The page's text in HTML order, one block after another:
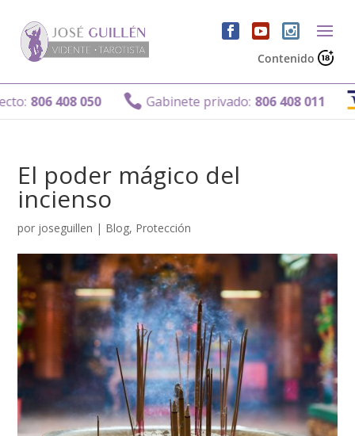
Contenido
806 408 050  Gabinete privado: 806 408 011
El poder mágico del
incienso
por joseguillen | Blog, Protección